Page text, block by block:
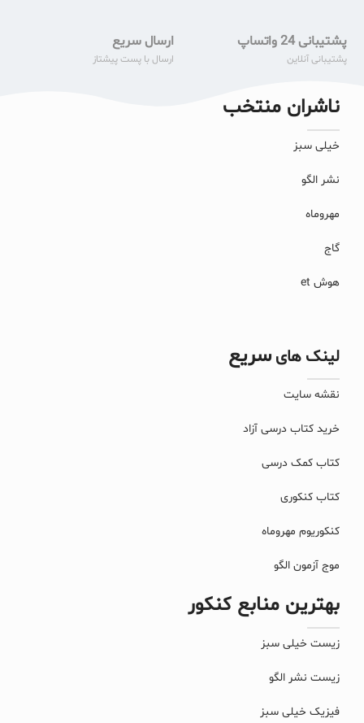
پشتیبانی 24 واتساپ
پشتیبانی آنلاین
ارسال سریع
ارسال با پست پیشتاز
ناشران منتخب
خیلی سبز
نشر الگو
مهروماه
گاج
هوش et
لینک های سریع
نقشه سایت
خرید کتاب درسی آزاد
کتاب کمک درسی
کتاب کنکوری
کنکوریوم مهروماه
موج آزمون الگو
بهترین منابع کنکور
زیست خیلی سبز
زیست نشر الگو
فیزیک خیلی سبز